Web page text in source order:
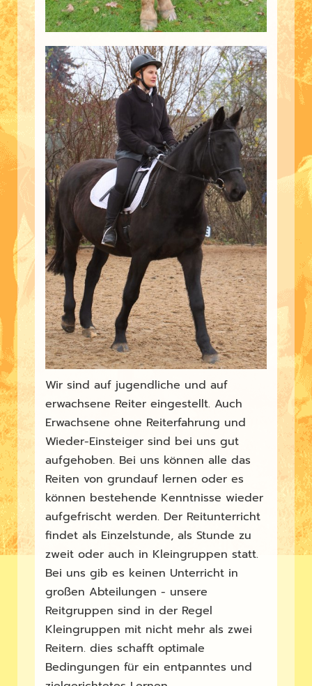
Wir sind auf jugendliche und auf
erwachsene Reiter eingestellt. Auch
Erwachsene ohne Reiterfahrung und
Wieder-Einsteiger sind bei uns gut
aufgehoben. Bei uns können alle das
Reiten von grundauf lernen oder es
können bestehende Kenntnisse wieder
aufgefrischt werden. Der Reitunterricht
findet als Einzelstunde, als Stunde zu
zweit oder auch in Kleingruppen statt.
Bei uns gib es keinen Unterricht in
großen Abteilungen - unsere
Reitgruppen sind in der Regel
Kleingruppen mit nicht mehr als zwei
Reitern. dies schafft optimale
Bedingungen für ein entpanntes und